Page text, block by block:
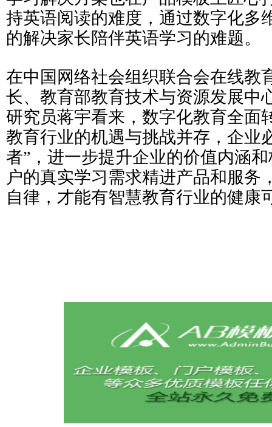
持英语阅读的难度，通过数字化多
的解决家长陪伴英语学习的难题。
在中国网络社会组织联合会在线教
长、教育部教育技术与资源发展中
研究员蒋宇看来，数字化教育全面
教育行业的机遇与挑战并存，企业
者”，进一步提升企业的价值内涵
户的真实学习需求精进产品和服务
自律，才能有智慧教育行业的健康